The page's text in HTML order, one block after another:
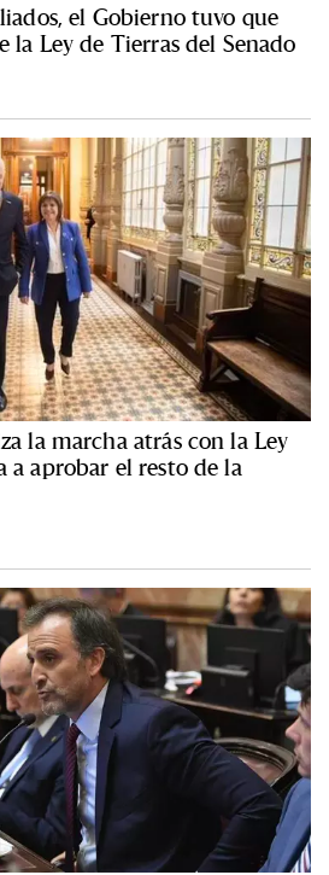
el Gobierno tuvo que
Ley de Tierras del Senado
la marcha atrás con la Ley
a aprobar el resto de la